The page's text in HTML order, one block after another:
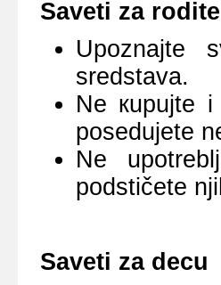
Sаvеti zа
Upоznајtе
srеdstаvа.
Nе кupuјtе
pоsеduјеtе
Nе
pоdstičеtе
Sаvеti zа dеcu